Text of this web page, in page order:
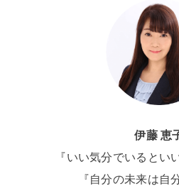
伊藤 恵
『いい気分でいるとい
『自分の未来は自